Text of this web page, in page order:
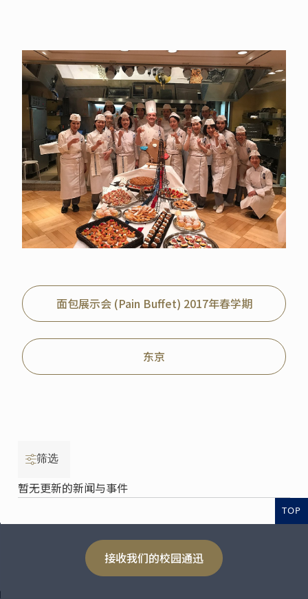
面包展示会 (Pain Buffet) 2017年春学期
东京
筛选
暂无更新的新闻与事件
TOP
接收我们的校园通迅